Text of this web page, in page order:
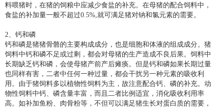
料喂猪时，在猪的饲粮中应减少食盐的补充。在母猪的配合饲料中，
食盐的补加量一般不超过0.5%,就可满足猪对钠和氯元素的需要。
2、钙和磷
钙和磷是猪猪骨骼的主要构成成分，也是细胞和体液的组成成分。猪
饲料中钙和磷不足或过剩，都会对母猪的生产造成不良后果。饲料中
长期缺乏钙和磷，会使母猪产前产后瘫痪。但是钙和磷如果长期过量
也同样有害，二者中任何一种过量，都会干扰另一种元素的吸收利
用。由于猪饲料多以植物性饲料为主，故注意配合钙、磷的补充。动
物性饲料中钙、磷含量丰富，而且二者比例适宜，消化吸收利用率
高。如补加鱼粉、肉骨粉等，不但可以满足猪生长对蛋白质的需要，